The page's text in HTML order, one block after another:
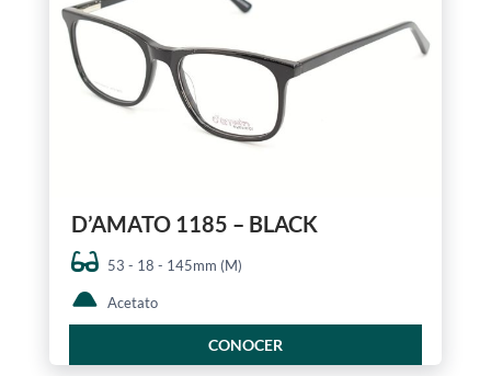
D’AMATO 1185 – BLACK
53 - 18 - 145mm (M)
Acetato
CONOCER